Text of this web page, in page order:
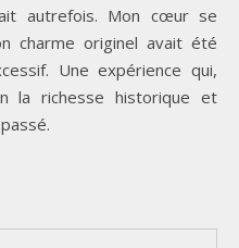
autrefois. Mon cœur se
charme originel avait été
Une expérience qui,
la richesse historique et